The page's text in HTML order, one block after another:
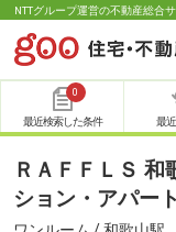
NTTグループ運営の不動産総合
0
最近検索した条件 最
ＲＡＦＦＬＳ 和
ション・アパー